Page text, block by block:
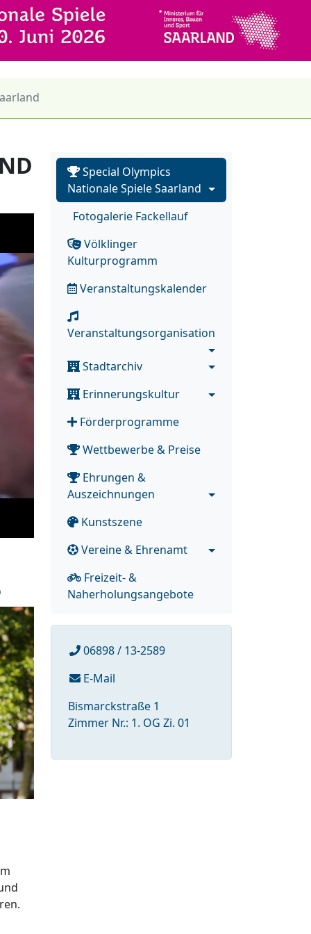
Special Olympics
Nationale Spiele Saarland
Fotogalerie Fackellauf
Völklinger
Kulturprogramm
Veranstaltungskalender
Veranstaltungsorganisation
Stadtarchiv
Erinnerungskultur
Förderprogramme
Wettbewerbe & Preise
Ehrungen &
Auszeichnungen
Kunstszene
Vereine & Ehrenamt
Freizeit- &
Naherholungsangebote
06898 / 13-2589
E-Mail
Bismarckstraße 1
Zimmer Nr.: 1. OG Zi. 01